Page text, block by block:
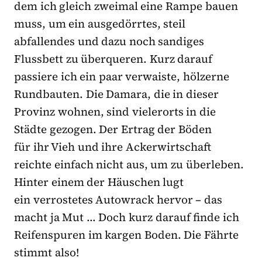
dem ich gleich zweimal eine Rampe bauen
muss, um ein ausgedörrtes, steil
abfallendes und dazu noch sandiges
Flussbett zu überqueren. Kurz darauf
passiere ich ein paar verwaiste, hölzerne
Rundbauten. Die Damara, die in dieser
Provinz wohnen, sind vielerorts in die
Städte gezogen. Der Ertrag der Böden
für ihr Vieh und ihre Ackerwirtschaft
reichte einfach nicht aus, um zu überleben.
Hinter einem der Häuschen lugt
ein verrostetes Autowrack hervor – das
macht ja Mut … Doch kurz darauf finde ich
Reifenspuren im kargen Boden. Die Fährte
stimmt also!